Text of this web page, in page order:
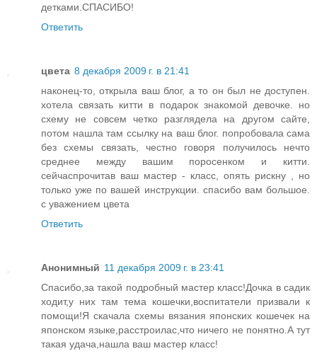
детками.СПАСИБО!
Ответить
цвета 8 декабря 2009 г. в 21:41
наконец-то, открыла ваш блог, а то он был не доступен.
хотела связать китти в подарок знакомой девочке. но
схему не совсем четко разглядела на другом сайте,
потом нашла там ссылку на ваш блог. попробовала сама
без схемы связать, честно говоря получилось нечто
среднее между вашим поросенком и китти.
сейчаспрочитав ваш мастер - класс, опять рискну , но
только уже по вашей инструкции. спасибо вам большое.
с уважением цвета
Ответить
Анонимный 11 декабря 2009 г. в 23:41
Спасибо,за такой подробный мастер класс!Дочка в садик
ходит,у них там тема кошечки,воспитатели призвали к
помощи!Я скачала схемы вязания японских кошечек на
японском языке,расстроилас,что ничего не понятно.А тут
такая удача,нашла ваш мастер класс!